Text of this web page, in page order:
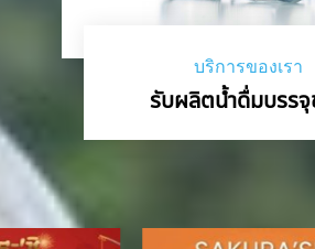
บริการของเรา
รับผลิตน้ำดื่มบรรจุ